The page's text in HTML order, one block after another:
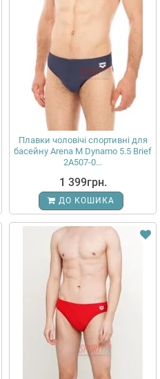
Плавки чоловічі спортивні для
басейну Arena M Dynamo 5.5 Brief
2A507-0...
1 399грн.
ДО КОШИКА